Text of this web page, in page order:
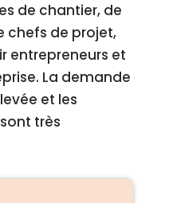
de chantier, de
chefs de projet,
entrepreneurs et
La demande
et les
très